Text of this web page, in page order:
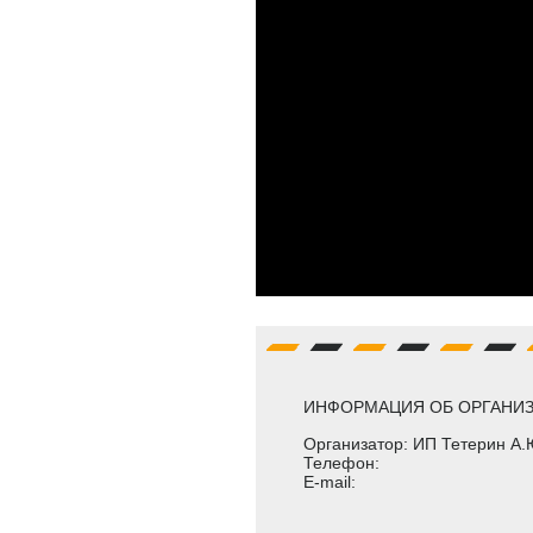
ИНФОРМАЦИЯ ОБ
Организатор: ИП Тетерин
Телефон:
E-mail: